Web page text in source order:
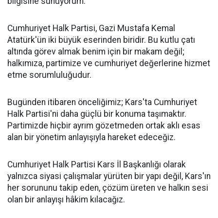
Cumhuriyet Halk Partisi, Gazi Mustafa Kemal
Atatürk'ün iki büyük eserinden biridir. Bu kutlu çatı
altında görev almak benim için bir makam değil;
halkımıza, partimize ve cumhuriyet değerlerine hizmet
etme sorumluluğudur.
Bugünden itibaren önceliğimiz; Kars'ta Cumhuriyet
Halk Partisi'ni daha güçlü bir konuma taşımaktır.
Partimizde hiçbir ayrım gözetmeden ortak aklı esas
alan bir yönetim anlayışıyla hareket edeceğiz.
Cumhuriyet Halk Partisi Kars İl Başkanlığı olarak
yalnızca siyasi çalışmalar yürüten bir yapı değil, Kars'ın
her sorununu takip eden, çözüm üreten ve halkın sesi
olan bir anlayışı hâkim kılacağız.